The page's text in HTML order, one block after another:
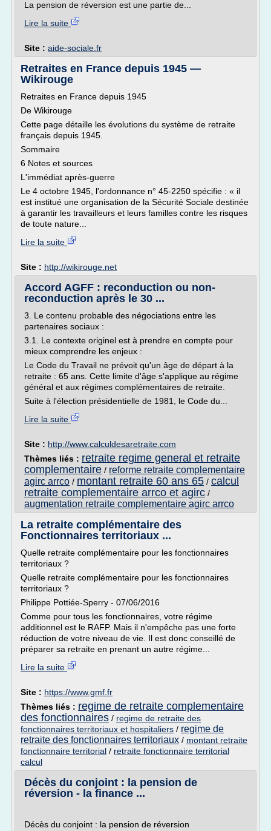
La pension de réversion est une partie de...
Lire la suite
Site : aide-sociale.fr
Retraites en France depuis 1945 —
Wikirouge
Retraites en France depuis 1945
De Wikirouge
Cette page détaille les évolutions du système de retraite
français depuis 1945.
Sommaire
6 Notes et sources
L'immédiat après-guerre
Le 4 octobre 1945, l'ordonnance n° 45-2250 spécifie : « il
est institué une organisation de la Sécurité Sociale destinée
à garantir les travailleurs et leurs familles contre les risques
de toute nature...
Lire la suite
Site : http://wikirouge.net
Accord AGFF : reconduction ou non-
reconduction après le 30 ...
3. Le contenu probable des négociations entre les
partenaires sociaux :
3.1. Le contexte originel est à prendre en compte pour
mieux comprendre les enjeux :
Le Code du Travail ne prévoit qu'un âge de départ à la
retraite : 65 ans. Cette limite d'âge s'applique au régime
général et aux régimes complémentaires de retraite.
Suite à l'élection présidentielle de 1981, le Code du...
Lire la suite
Site : http://www.calculdesaretraite.com
Thèmes liés : retraite regime general et retraite
complementaire / reforme retraite complementaire
agirc arrco / montant retraite 60 ans 65 / calcul
retraite complementaire arrco et agirc /
augmentation retraite complementaire agirc arrco
La retraite complémentaire des
Fonctionnaires territoriaux ...
Quelle retraite complémentaire pour les fonctionnaires
territoriaux ?
Quelle retraite complémentaire pour les fonctionnaires
territoriaux ?
Philippe Pottiée-Sperry - 07/06/2016
Comme pour tous les fonctionnaires, votre régime
additionnel est le RAFP. Mais il n'empêche pas une forte
réduction de votre niveau de vie. Il est donc conseillé de
préparer sa retraite en prenant un autre régime...
Lire la suite
Site : https://www.gmf.fr
Thèmes liés : regime de retraite complementaire
des fonctionnaires / regime de retraite des
fonctionnaires territoriaux et hospitaliers / regime de
retraite des fonctionnaires territoriaux / montant retraite
fonctionnaire territorial / retraite fonctionnaire territorial
calcul
Décès du conjoint : la pension de
réversion - la finance ...
Décès du conjoint : la pension de réversion